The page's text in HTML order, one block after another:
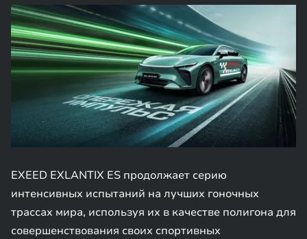
EXEED EXLANTIX ES продолжает серию
интенсивных испытаний на лучших гоночных
трассах мира, используя их в качестве полигона для
совершенствования своих спортивных